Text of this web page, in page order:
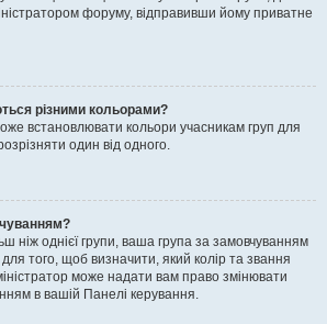
форуму, відправивши йому приватне
різними кольорами?
встановлювати кольори учасникам груп для
один від одного.
ніж однієї групи, ваша група за замовчуванням
того, щоб визначити, який колір та звання
може надати вам право змінювати
в вашій Панелі керування.